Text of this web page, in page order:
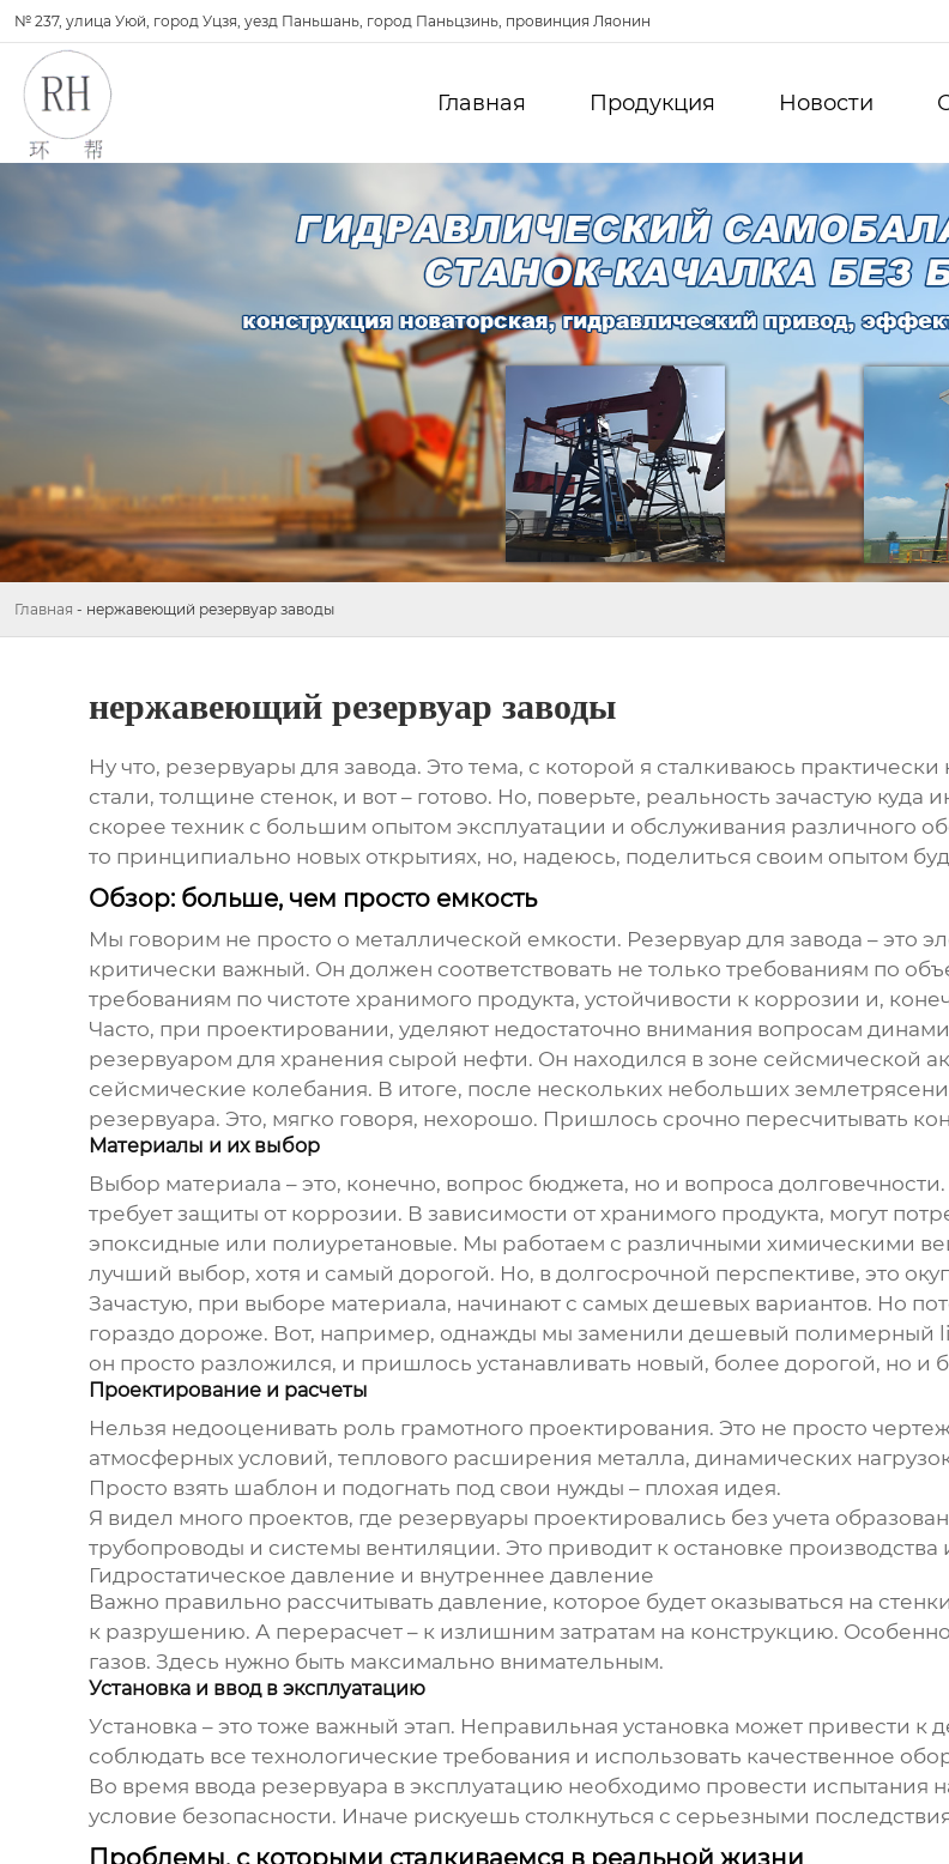
№ 237, улица Уюй, город Уцзя, уезд Паньшань, город Паньцзинь, провинция Ляонин
Главная Продукция Новости
Главная - нержавеющий резервуар заводы
нержавеющий резервуар заводы
Ну что, резервуары для завода. Это тема, с которой я сталкиваюсь
стали, толщине стенок, и вот – готово. Но, поверьте, реальность зачастую
скорее техник с большим опытом эксплуатации и обслуживания различного
то принципиально новых открытиях, но, надеюсь, поделиться своим опытом
Обзор: больше, чем просто емкость
Мы говорим не просто о металлической емкости. Резервуар для завода – это
критически важный. Он должен соответствовать не только требованиям по
требованиям по чистоте хранимого продукта, устойчивости к коррозии и,
Часто, при проектировании, уделяют недостаточно внимания вопросам
резервуаром для хранения сырой нефти. Он находился в зоне сейсмической
сейсмические колебания. В итоге, после нескольких небольших
резервуара. Это, мягко говоря, нехорошо. Пришлось срочно пересчитывать
Материалы и их выбор
Выбор материала – это, конечно, вопрос бюджета, но и вопроса
требует защиты от коррозии. В зависимости от хранимого продукта, могут
эпоксидные или полиуретановые. Мы работаем с различными химическими
лучший выбор, хотя и самый дорогой. Но, в долгосрочной перспективе, это
Зачастую, при выборе материала, начинают с самых дешевых вариантов. Но
гораздо дороже. Вот, например, однажды мы заменили дешевый полимерный
он просто разложился, и пришлось устанавливать новый, более дорогой, но
Проектирование и расчеты
Нельзя недооценивать роль грамотного проектирования. Это не просто
атмосферных условий, теплового расширения металла, динамических
Просто взять шаблон и подогнать под свои нужды – плохая идея.
Я видел много проектов, где резервуары проектировались без учета
трубопроводы и системы вентиляции. Это приводит к остановке
Гидростатическое давление и внутреннее давление
Важно правильно рассчитывать давление, которое будет оказываться на
к разрушению. А перерасчет – к излишним затратам на конструкцию.
газов. Здесь нужно быть максимально внимательным.
Установка и ввод в эксплуатацию
Установка – это тоже важный этап. Неправильная установка может привести
соблюдать все технологические требования и использовать качественное
Во время ввода резервуара в эксплуатацию необходимо провести испытания
условие безопасности. Иначе рискуешь столкнуться с серьезными